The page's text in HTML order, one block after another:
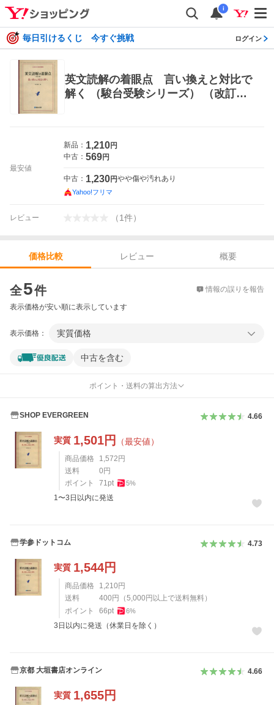
i
毎日引けるくじ 今すぐ挑戦 ログイン
英文読解の着眼点 言い換えと対比で
解く （駿台受験シリーズ） （改訂
最安値
新品： 1,210円
中古： 569円
中古： 1,230円やや傷や汚れあり
Yahoo!フリマ
レビュー （1件）
価格比較 レビュー
概要
全5件 情報の誤りを報告
表示価格が安い順に表示しています
表示価格： 実質価格
中古を含む
ポイント・送料の算出方法
SHOP EVERGREEN 4.66
実質 1,501円 （最安値）
商品価格 1,572 円
送料
0 円
ポイント
71pt 5%
1〜3日以内に発送
学参ドットコム 4.73
実質 1,544円
商品価格 1,210 円
送料
400 円 （5,000 円以上で送料無料）
ポイント
66pt 6%
3日以内に発送（休業日を除く）
京都 大垣書店オンライン 4.66
実質 1,655円